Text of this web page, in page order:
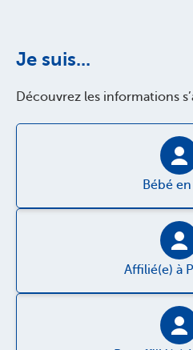
Je suis...
Découvrez les informations
Bébé
Affilié(e) à
Jobs